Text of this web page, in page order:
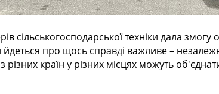
сільськогосподарської техніки дала змогу
про щось справді важливе –
з різних країн у різних місцях можуть